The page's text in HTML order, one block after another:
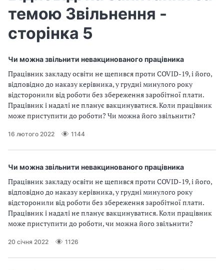
темою Звільнення -
сторінка 5
Чи можна звільнити невакцинованого працівника
Працівник закладу освіти не щепився проти COVID-19, і його,
відповідно до наказу керівника, у грудні минулого року
відсторонили від роботи без збереження заробітної плати.
Працівник і надалі не планує вакцинуватися. Коли працівник
може приступити до роботи? Чи можна його звільнити?
16 лютого 2022 1144
Чи можна звільнити невакцинованого працівника
Працівник закладу освіти не щепився проти COVID-19, і його,
відповідно до наказу керівника, у грудні минулого року
відсторонили від роботи без збереження заробітної плати.
Працівник і надалі не планує вакцинуватися. Коли працівник
може приступити до роботи, чи можна його звільнити?
20 січня 2022 1126